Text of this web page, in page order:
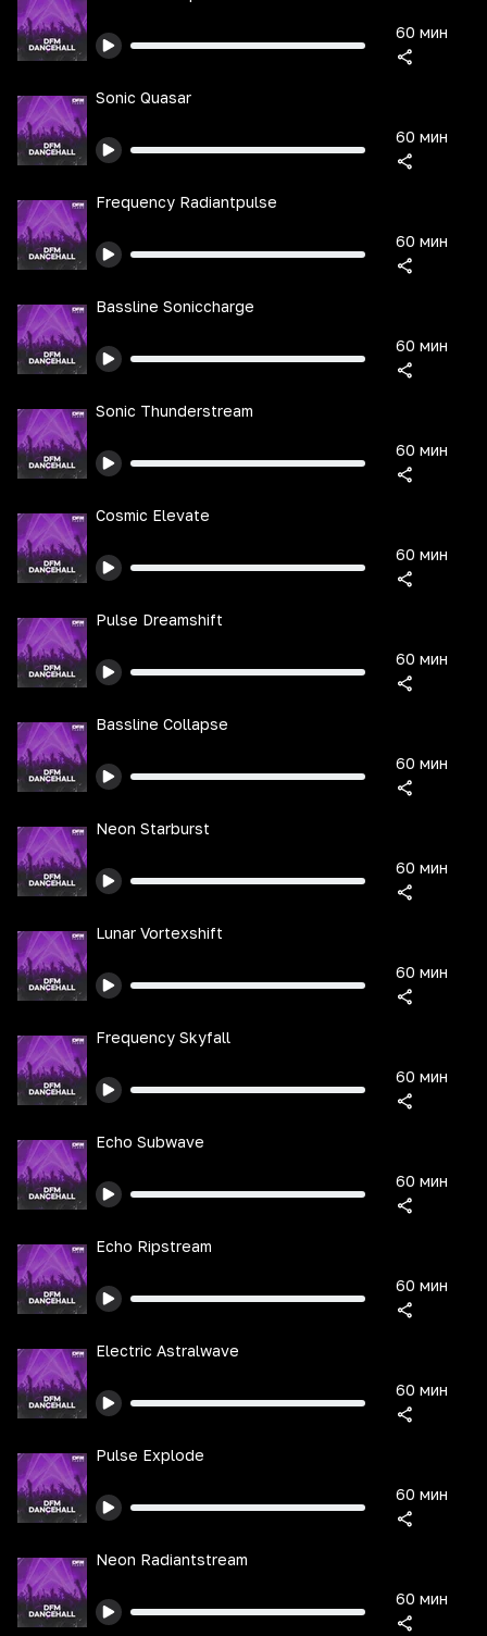
60 мин
Sonic Quasar
60 мин
Frequency Radiantpulse
60 мин
Bassline Soniccharge
60 мин
Sonic Thunderstream
60 мин
Cosmic Elevate
60 мин
Pulse Dreamshift
60 мин
Bassline Collapse
60 мин
Neon Starburst
60 мин
Lunar Vortexshift
60 мин
Frequency Skyfall
60 мин
Echo Subwave
60 мин
Echo Ripstream
60 мин
Electric Astralwave
60 мин
Pulse Explode
60 мин
Neon Radiantstream
60 мин